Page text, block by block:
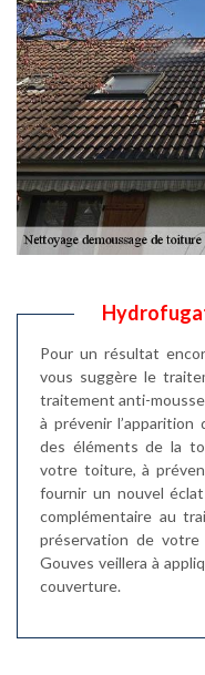
Pour un résultat
vous suggère le
traitement anti-
à prévenir
des éléments de la
votre toiture, à
fournir un nouvel
complémentaire au
préservation de votre
Gouves veillera à
couverture.